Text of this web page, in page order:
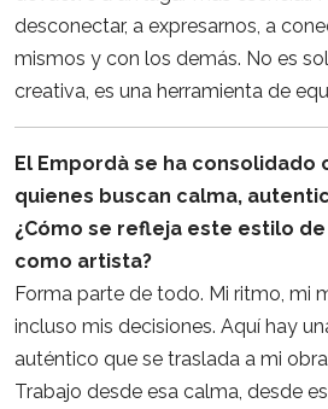
desconectar, a expresarnos, a
mismos y con los demás. No es
creativa, es una herramienta de
El Empordà se ha consolidado
quienes buscan calma,
¿Cómo se refleja este estilo de
como artista?
Forma parte de todo. Mi ritmo, mi
incluso mis decisiones. Aquí hay
auténtico que se traslada a mi
Trabajo desde esa calma, desde